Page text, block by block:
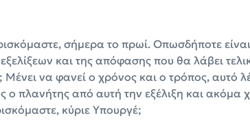
σήμερα το πρωί. Οπωσδήποτε
και της απόφασης που θα λάβει
να φανεί ο χρόνος και ο τρόπος, αυτό
ο πλανήτης από αυτή την εξέλιξη και ακόμα
κύριε Υπουργέ;